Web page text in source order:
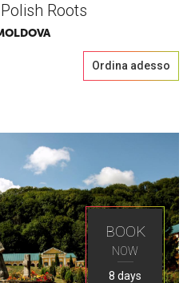
Roots
Ordina adesso
BOOK
NOW
8 days